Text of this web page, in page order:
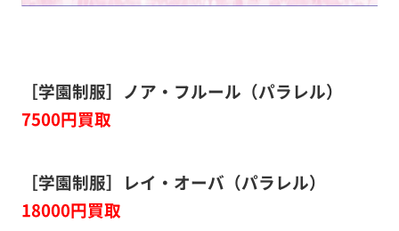
［学園制服］ノア・フルール（パラレル）
7500円買取
［学園制服］レイ・オーバ（パラレル）
18000円買取